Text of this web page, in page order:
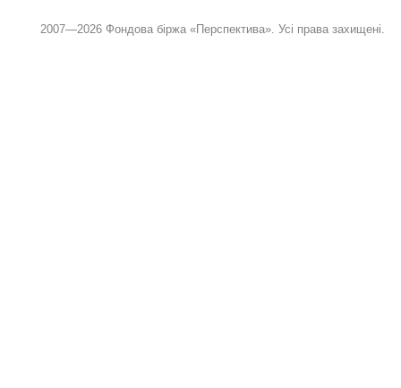
2007—2026 Фондова біржа «Перспектива». Усі права захищені.